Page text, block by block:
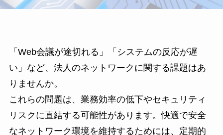
「Web会議が途切れる」「システムの反応が遅
い」など、法人のネットワークに関する課題はあ
りませんか。
これらの問題は、業務効率の低下やセキュリティ
リスクに直結する可能性があります。快適で安全
なネットワーク環境を維持するためには、定期的